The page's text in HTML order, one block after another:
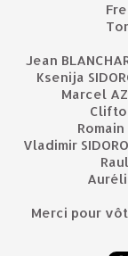
Jean
Ksenija
Marcel
Vladimir
Merci pour